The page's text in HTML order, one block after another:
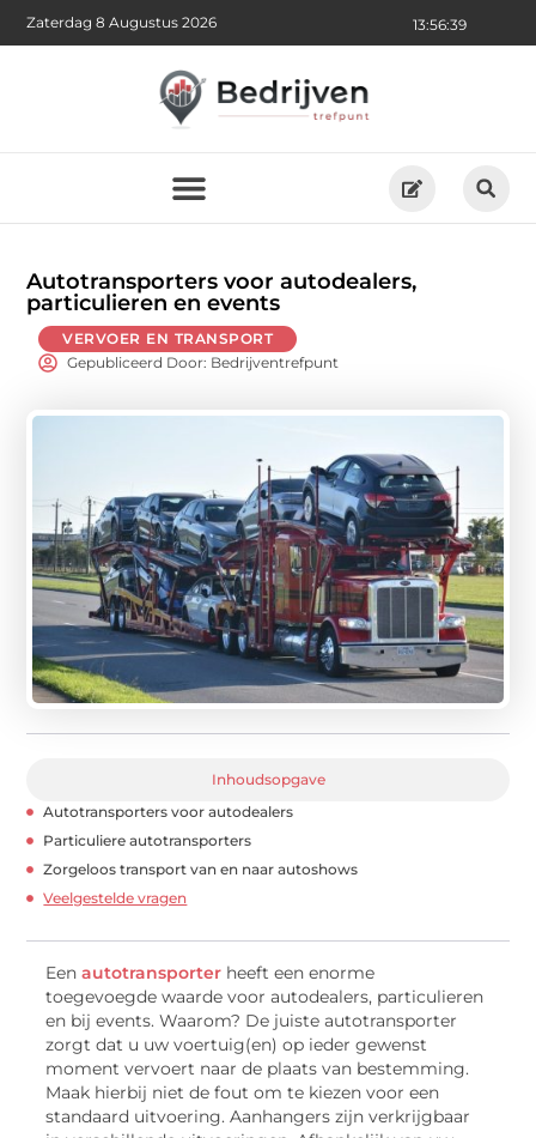
13:56:41
Zaterdag 8 Augustus 2026
Autotransporters voor autodealers,
particulieren en events
VERVOER EN TRANSPORT
Gepubliceerd Door: Bedrijventrefpunt
Inhoudsopgave
Autotransporters voor autodealers
Particuliere autotransporters
Zorgeloos transport van en naar autoshows
Veelgestelde vragen
Eenautotransporter heeft een enorme
toegevoegde waarde voor autodealers, particulieren
en bij events. Waarom? De juiste autotransporter
zorgt dat u uw voertuig(en) op ieder gewenst
moment vervoert naar de plaats van bestemming.
Maak hierbij niet de fout om te kiezen voor een
standaard uitvoering. Aanhangers zijn verkrijgbaar